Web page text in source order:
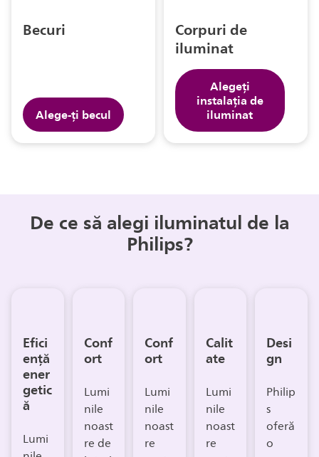
Becuri
Alege-ți becul
Corpuri de
iluminat
Alegeți
instalaţia de
iluminat
De ce să alegi iluminatul de la
Philips?
Efici
ență
ener
getic
ă
Lumi
Conf
ort
Lumi
nile
noast
re de
Conf
ort
Lumi
nile
noast
re
Calit
ate
Lumi
nile
noast
re
Desi
gn
Philip
s
oferă
o